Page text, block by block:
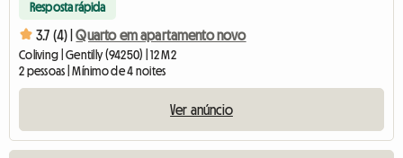
Resposta rápida
3.7 (4) | Quarto em apartamento novo
Coliving | Gentilly (94250) | 12 M2
2 pessoas | Mínimo de 4 noites
Ver anúncio